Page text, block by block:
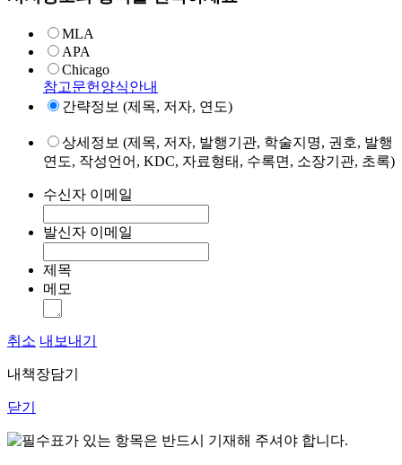
MLA
APA
Chicago
참고문헌양식안내
간략정보 (제목, 저자, 연도)
상세정보 (제목, 저자, 발행기관, 학술지명, 권호, 발행
연도, 작성언어, KDC, 자료형태, 수록면, 소장기관, 초록)
수신자 이메일
발신자 이메일
제목
메모
취소 내보내기
내책장담기
닫기
표가 있는 항목은 반드시 기재해 주셔야 합니다.